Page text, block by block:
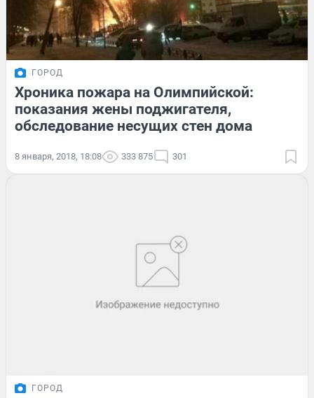
ГОРОД
Хроника пожара на Олимпийской:
показания жены поджигателя,
обследование несущих стен дома
8 января, 2018, 18:08 333 875 301
ГОРОД